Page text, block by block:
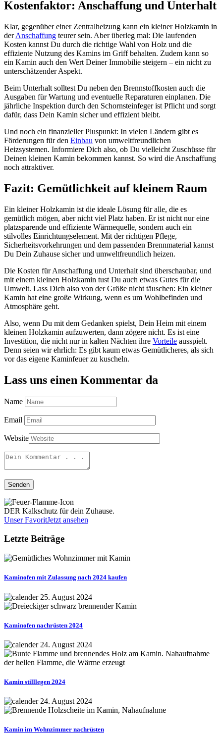
Kostenfaktor: Anschaffung und Unterhalt
Klar, gegenüber einer Zentralheizung kann ein kleiner Holzkamin in
derAnschaffung teurer sein. Aber überleg mal: Die laufenden
Kosten kannst Du durch die richtige Wahl von Holz und die
effiziente Nutzung des Kamins im Griff behalten. Zudem kann so
ein Kamin auch den Wert Deiner Immobilie steigern – ein nicht zu
unterschätzender Aspekt.
Beim Unterhalt solltest Du neben den Brennstoffkosten auch die
Ausgaben für Wartung und eventuelle Reparaturen einplanen. Die
jährliche Inspektion durch den Schornsteinfeger ist Pflicht und sorgt
dafür, dass Dein Kamin sicher und effizient bleibt.
Und noch ein finanzieller Pluspunkt: In vielen Ländern gibt es
Förderungen für den Einbau von umweltfreundlichen
Heizsystemen. Informiere Dich also, ob Du vielleicht Zuschüsse für
Deinen kleinen Kamin bekommen kannst. So wird die Anschaffung
noch attraktiver.
Fazit: Gemütlichkeit auf kleinem Raum
Ein kleiner Holzkamin ist die ideale Lösung für alle, die es
gemütlich mögen, aber nicht viel Platz haben. Er ist nicht nur eine
platzsparende und effiziente Wärmequelle, sondern auch ein
stilvolles Einrichtungselement. Mit der richtigen Pflege,
Sicherheitsvorkehrungen und dem passenden Brennmaterial kannst
Du Dein Zuhause sicher und umweltfreundlich heizen.
Die Kosten für Anschaffung und Unterhalt sind überschaubar, und
mit einem kleinen Holzkamin tust Du auch etwas Gutes für die
Umwelt. Lass Dich also von der Größe nicht täuschen: Ein kleiner
Kamin hat eine große Wirkung, wenn es um Wohlbefinden und
Atmosphäre geht.
Also, wenn Du mit dem Gedanken spielst, Dein Heim mit einem
kleinen Holzkamin aufzuwerten, dann zögere nicht. Es ist eine
Investition, die nicht nur in kalten Nächten ihre Vorteile ausspielt.
Denn seien wir ehrlich: Es gibt kaum etwas Gemütlicheres, als sich
vor das eigene Kaminfeuer zu kuscheln.
Lass uns einen Kommentar da
Name
Email
Website
DER Kalkschutz für dein Zuhause.
Unser FavoritJetzt ansehen
Letzte Beiträge
Kaminofen mit Zulassung nach 2024 kaufen
25. August 2024
Kaminofen nachrüsten 2024
24. August 2024
Kamin stilllegen 2024
24. August 2024
Kamin im Wohnzimmer nachrüsten